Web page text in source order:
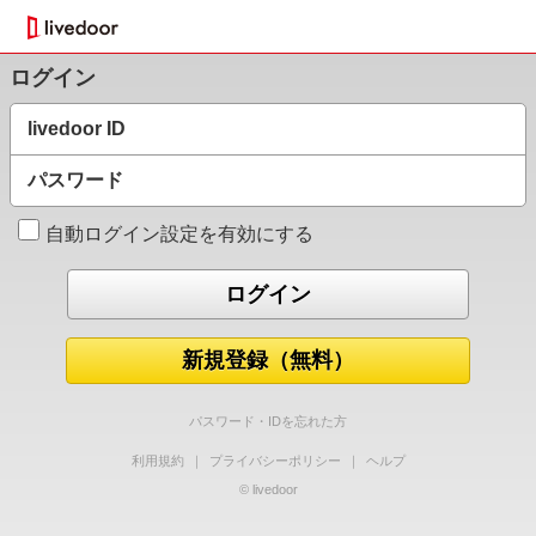
ログイン
livedoor ID
パスワード
自動ログイン設定を有効にする
新規登録（無料）
パスワード・IDを忘れた方
利用規約 ｜ プライバシーポリシー ｜
ヘルプ
© livedoor